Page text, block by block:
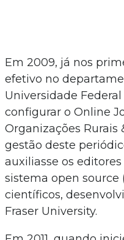
Em 2009, já nos
efetivo no
Universidade
configurar o Online
Organizações
gestão deste
auxiliasse os
sistema open source
científicos,
Fraser University.